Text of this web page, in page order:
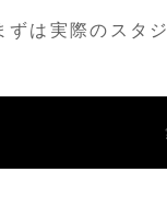
は実際のスタ